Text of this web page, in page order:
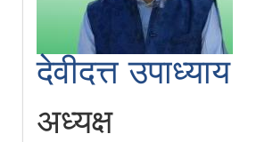
देवीदत्त उपाध्याय
अध्यक्ष